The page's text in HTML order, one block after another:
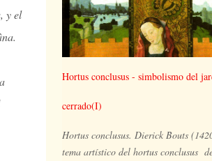
y el
Hortus conclusus - simbolismo del
cerrado(I)
Hortus conclusus. Dierick Bouts
tema artístico del hortus conclusus